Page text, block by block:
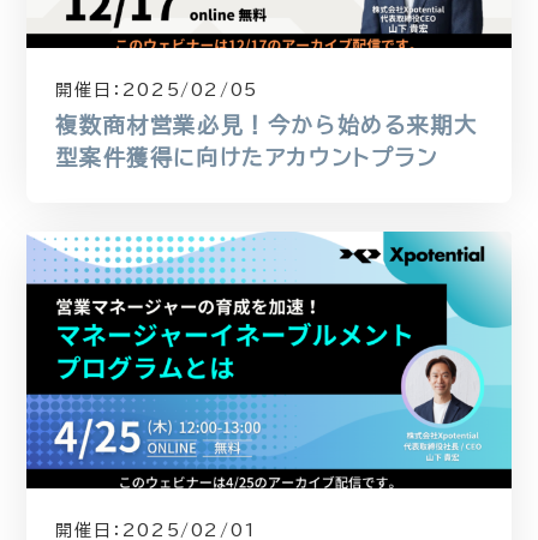
開催日： 2025/02/05
複数商材営業必見！今から始める来期大
型案件獲得に向けたアカウントプラン
開催日： 2025/02/01